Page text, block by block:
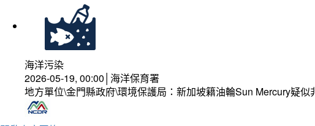
海洋污染
2026-05-19, 00:00│海洋保育署
地方單位\金門縣政府\環境保護局：新加坡籍油輪Sun Mercury疑似